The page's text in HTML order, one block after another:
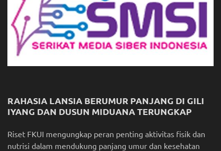
RAHASIA LANSIA BERUMUR PANJANG DI GILI
IYANG DAN DUSUN MIDUANA TERUNGKAP
Riset FKUI mengungkap peran penting aktivitas fisik dan
nutrisi dalam mendukung panjang umur dan kesehatan